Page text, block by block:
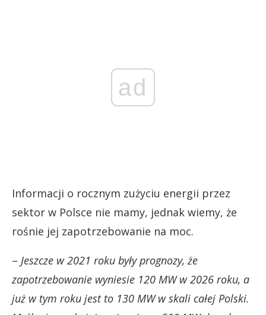
ad
Informacji o rocznym zużyciu energii przez
sektor w Polsce nie mamy, jednak wiemy, że
rośnie jej zapotrzebowanie na moc.
– Jeszcze w 2021 roku były prognozy, że
zapotrzebowanie wyniesie 120 MW w 2026 roku, a
już w tym roku jest to 130 MW w skali całej Polski.